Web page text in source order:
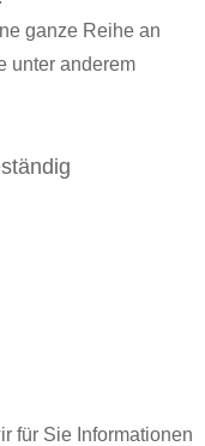
ganze Reihe an
unter anderem
für Sie Informationen